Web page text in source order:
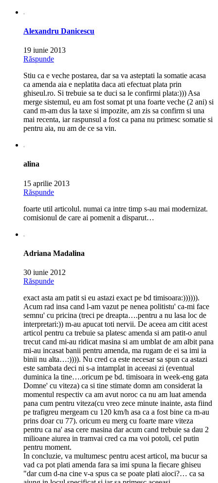
Alexandru Danicescu
19 iunie 2013
Răspunde
Stiu ca e veche postarea, dar sa va asteptati la somatie acasa
ca amenda aia e neplatita daca ati efectuat plata prin
ghiseul.ro. Si trebuie sa te duci sa le confirmi plata:))) Asa
merge sistemul, eu am fost somat pt una foarte veche (2 ani) si
cand m-am dus la taxe si impozite, am zis sa confirm si una
mai recenta, iar raspunsul a fost ca pana nu primesc somatie si
pentru aia, nu am de ce sa vin.
alina
15 aprilie 2013
Răspunde
foarte util articolul. numai ca intre timp s-au mai modernizat.
comisionul de care ai pomenit a disparut…
Adriana Madalina
30 iunie 2012
Răspunde
exact asta am patit si eu astazi exact pe bd timisoara:)))))).
Acum rad insa cand l-am vazut pe nenea politistu' ca-mi face
semnu' cu pricina (treci pe dreapta….pentru a nu lasa loc de
interpretari:)) m-au apucat toti nervii. De aceea am citit acest
articol pentru ca trebuie sa platesc amenda si am patit-o anul
trecut cand mi-au ridicat masina si am umblat de am albit pana
mi-au incasat banii pentru amenda, ma rugam de ei sa imi ia
binii nu alta…:)))). Nu cred ca este necesar sa spun ca astazi
este sambata deci ni s-a intamplat in aceeasi zi (eventual
duminica la tine….oricum pe bd. timisoara in week-eng gata
Domne' cu viteza) ca si tine stimate domn am considerat la
momentul respectiv ca am avut noroc ca nu am luat amenda
pana cum pentru viteza(cu vreo zece minute inainte, asta fiind
pe trafigreu mergeam cu 120 km/h asa ca a fost bine ca m-au
prins doar cu 77). oricum eu merg cu foarte mare viteza
pentru ca na' asa cere masina dar acum cand trebuie sa dau 2
milioane aiurea in tramvai cred ca ma voi potoli, cel putin
pentru moment.
In concluzie, va multumesc pentru acest articol, ma bucur sa
vad ca pot plati amenda fara sa imi spuna la fiecare ghiseu
"dar cum d-na cine v-a spus ca se poate plati aioci?… ca sa